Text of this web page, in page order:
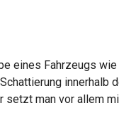
eines Fahrzeugs
innerhalb
man vor allem